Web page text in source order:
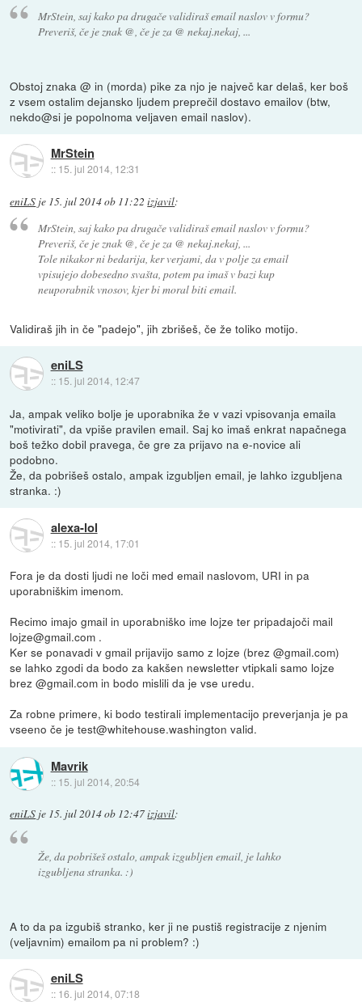
MrStein, saj kako pa drugače validiraš email naslov v formu?
Preveriš, če je znak @, če je za @ nekaj.nekaj, ...
Obstoj znaka @ in (morda) pike za njo je največ kar delaš, ker boš
z vsem ostalim dejansko ljudem preprečil dostavo emailov (btw,
nekdo@si je popolnoma veljaven email naslov).
MrStein
:: 15. jul 2014, 12:31
eniLS je 15. jul 2014 ob 11:22 izjavil:
MrStein, saj kako pa drugače validiraš email naslov v formu?
Preveriš, če je znak @, če je za @ nekaj.nekaj, ...
Tole nikakor ni bedarija, ker verjami, da v polje za email
vpisujejo dobesedno svašta, potem pa imaš v bazi kup
neuporabnik vnosov, kjer bi moral biti email.
Validiraš jih in če "padejo", jih zbrišeš, če že toliko motijo.
eniLS
:: 15. jul 2014, 12:47
Ja, ampak veliko bolje je uporabnika že v vazi vpisovanja emaila
"motivirati", da vpiše pravilen email. Saj ko imaš enkrat napačnega
boš težko dobil pravega, če gre za prijavo na e-novice ali
podobno.
Že, da pobrišeš ostalo, ampak izgubljen email, je lahko izgubljena
stranka. :)
alexa-lol
:: 15. jul 2014, 17:01
Fora je da dosti ljudi ne loči med email naslovom, URI in pa
uporabniškim imenom.
Recimo imajo gmail in uporabniško ime lojze ter pripadajoči mail
lojze@gmail.com .
Ker se ponavadi v gmail prijavijo samo z lojze (brez @gmail.com)
se lahko zgodi da bodo za kakšen newsletter vtipkali samo lojze
brez @gmail.com in bodo mislili da je vse uredu.
Za robne primere, ki bodo testirali implementacijo preverjanja je pa
vseeno če je test@whitehouse.washington valid.
Mavrik
:: 15. jul 2014, 20:54
eniLS je 15. jul 2014 ob 12:47izjavil:
Že, da pobrišeš ostalo, ampak izgubljen email, je lahko
izgubljena stranka. :)
A to da pa izgubiš stranko, ker ji ne pustiš registracije z njenim
(veljavnim) emailom pa ni problem? :)
eniLS
:: 16. jul 2014, 07:18